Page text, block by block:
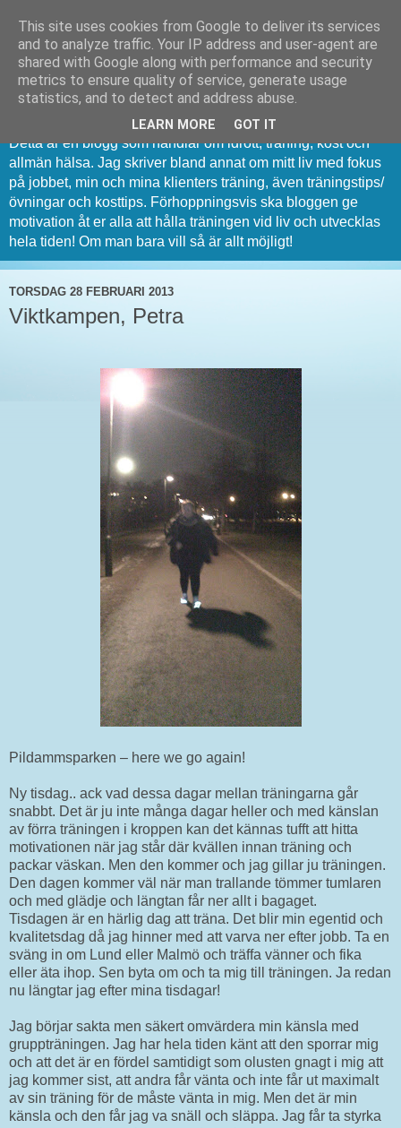
PT Dan Bergqvist
Detta är en blogg som handlar om idrott, träning, kost och
allmän hälsa. Jag skriver bland annat om mitt liv med fokus
på jobbet, min och mina klienters träning, även träningstips/
övningar och kosttips. Förhoppningsvis ska bloggen ge
motivation åt er alla att hålla träningen vid liv och utvecklas
hela tiden! Om man bara vill så är allt möjligt!
TORSDAG 28 FEBRUARI 2013
Viktkampen, Petra
Pildammsparken – here we go again!
Ny tisdag.. ack vad dessa dagar mellan träningarna går
snabbt. Det är ju inte många dagar heller och med känslan
av förra träningen i kroppen kan det kännas tufft att hitta
motivationen när jag står där kvällen innan träning och
packar väskan. Men den kommer och jag gillar ju träningen.
Den dagen kommer väl när man trallande tömmer tumlaren
och med glädje och längtan får ner allt i bagaget.
Tisdagen är en härlig dag att träna. Det blir min egentid och
kvalitetsdag då jag hinner med att varva ner efter jobb. Ta en
sväng in om Lund eller Malmö och träffa vänner och fika
eller äta ihop. Sen byta om och ta mig till träningen. Ja redan
nu längtar jag efter mina tisdagar!
Jag börjar sakta men säkert omvärdera min känsla med
gruppträningen. Jag har hela tiden känt att den sporrar mig
och att det är en fördel samtidigt som olusten gnagt i mig att
jag kommer sist, att andra får vänta och inte får ut maximalt
av sin träning för de måste vänta in mig. Men det är min
känsla och den får jag va snäll och släppa. Jag får ta styrka
This site uses cookies from Google to deliver its services
and to analyze traffic. Your IP address and user-agent are
shared with Google along with performance and security
metrics to ensure quality of service, generate usage
statistics, and to detect and address abuse.
LEARN MORE GOT IT